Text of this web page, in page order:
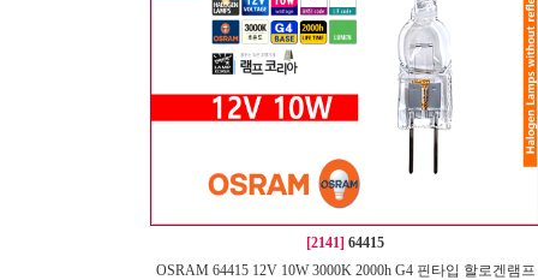
[2141] 64415
OSRAM 64415 12V 10W 3000K 2000h G4 핀타입 할로겐램프